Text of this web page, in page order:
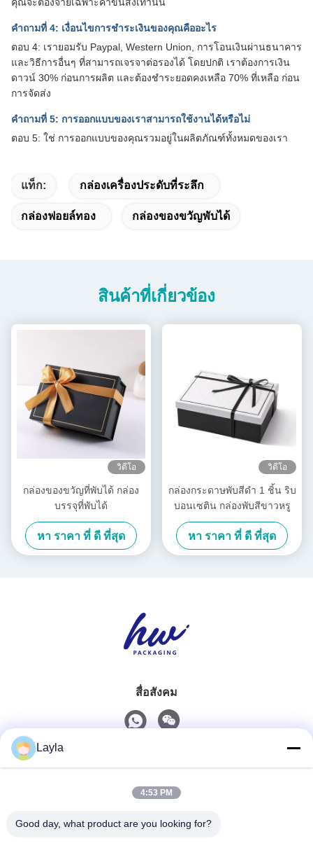
คำถามที่ 4: เงื่อนไขการชำระเงินของคุณคืออะไร
ตอบ 4: เรายอมรับ Paypal, Western Union, การโอนเงินผ่านธนาคาร
และวิธีการอื่นๆ ที่สามารถเจรจาต่อรองได้ โดยปกติ เราต้องการเงิน
ดาวน์ 30% ก่อนการผลิต และต้องชำระยอดคงเหลือ 70% ที่เหลือ ก่อน
การจัดส่ง
คำถามที่ 5: การออกแบบของเราสามารถใช้งานได้หรือไม่
ตอบ 5: ใช่ การออกแบบของคุณรวมอยู่ในผลิตภัณฑ์ทั้งหมดของเรา
แท็ก: กล่องเครื่องประดับที่ระลึก
กล่องฟอยล์ทอง กล่องของขวัญพับได้
สินค้าที่เกี่ยวข้อง
วิดีโอ
กล่องของขวัญที่พับได้ กล่อง
บรรจุที่พับได้
หา ราคา ที่ ดี ที่สุด
วิดีโอ
กล่องกระดาษพับสีดํา 1 ชิ้น ริบ
บอนเซติน กล่องพับสีขาวหรู
หา ราคา ที่ ดี ที่สุด
สื่อสังคม
0086-18688885859
Layla
4:53 PM
Good day, what product are you looking for?